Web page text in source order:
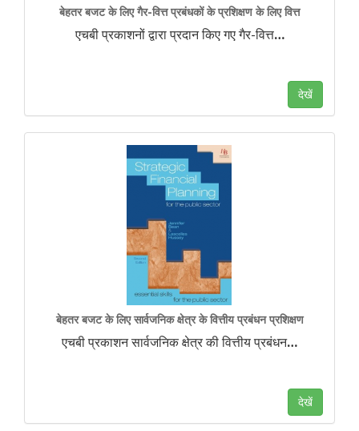
बेहतर बजट के लिए गैर-वित्त प्रबंधकों के प्रशिक्षण के लिए वित्त
एचबी प्रकाशनों द्वारा प्रदान किए गए गैर-वित्त…
देखें
बेहतर बजट के लिए सार्वजनिक क्षेत्र के वित्तीय प्रबंधन प्रशिक्षण
एचबी प्रकाशन सार्वजनिक क्षेत्र की वित्तीय प्रबंधन…
देखें